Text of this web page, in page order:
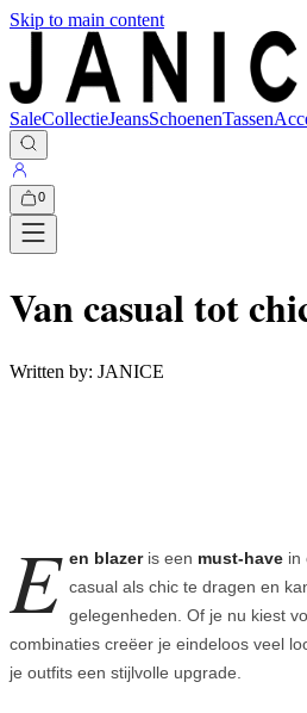
Skip to main content
SaleCollectieJeansSchoenenTassen
0
Van casual tot
Written by: JANICE
E en blazeris een must-have in
casual als chic te dragen en
gelegenheden. Of je nu kiest
combinaties creëer je eindeloos veel
je outfits een stijlvolle upgrade.